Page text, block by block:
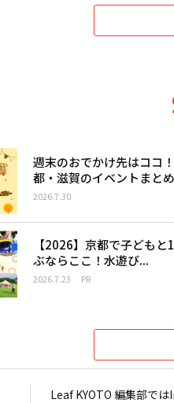
週末のおでかけ先はココ
都・滋賀のイベントまと
2026.7.30
【2026】京都で子どもと
ぶならここ！水遊び...
2026.7.23 PR
Leaf KYOTO 編集部で